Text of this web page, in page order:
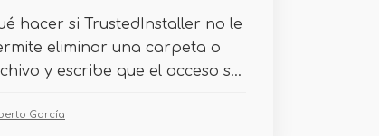
hacer si TrustedInstaller no le
eliminar una carpeta o
y escribe que el acceso s...
García